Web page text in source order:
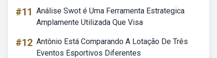
#11 Análise Swot é Uma Ferramenta Estrategica
Amplamente Utilizada Que Visa
#12 Antônio Está Comparando A Lotação De Três
Eventos Esportivos Diferentes